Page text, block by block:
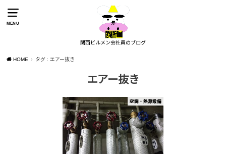
MENU
関西ビルメン会社員のブログ
HOME タグ : エアー抜き
エアー抜き
空調・熱源設備